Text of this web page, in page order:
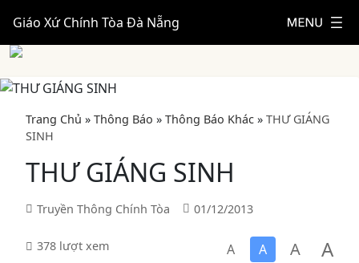
Giáo Xứ Chính Tòa Đà Nẵng
Trang Chủ » Thông Báo » Thông Báo Khác » THƯ GIÁNG
SINH
THƯ GIÁNG SINH
Truyền Thông Chính Tòa 01/12/2013
378 lượt xem A A A A